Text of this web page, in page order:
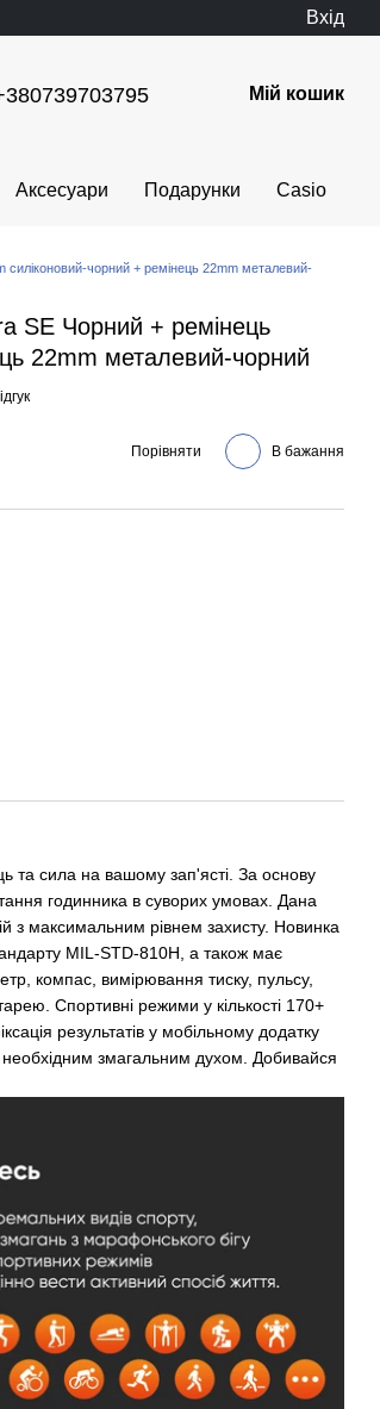
Вхід
Мій кошик
Аксесуари Подарунки Casio
чорний + ремінець 22mm металевий-
SE Чорний + ремінець
22mm металевий-чорний
Порівняти В бажання
та сила на вашому зап'ясті. За основу
годинника в суворих умовах. Дана
з максимальним рівнем захисту. Новинка
MIL-STD-810H, а також має
компас, вимірювання тиску, пульсу,
Спортивні режими у кількості 170+
результатів у мобільному додатку
змагальним духом. Добивайся